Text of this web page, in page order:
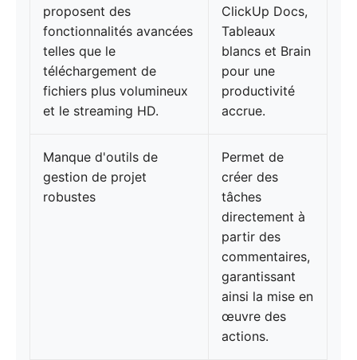
proposent des
fonctionnalités avancées
telles que le
téléchargement de
fichiers plus volumineux
et le streaming HD.
ClickUp Docs,
Tableaux
blancs et Brain
pour une
productivité
accrue.
Manque d'outils de
gestion de projet
robustes
Permet de
créer des
tâches
directement à
partir des
commentaires,
garantissant
ainsi la mise en
œuvre des
actions.